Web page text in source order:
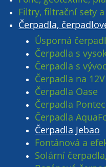
Filtry, filtrační sety
Čerpadla,
Úsporná
Čerpadla s
Čerpadla s
Čerpadla na 12V
Čerpadla Oase
Čerpadla Pontec
Čerpadla
Čerpadla Jebao
Fontánová a
Solární